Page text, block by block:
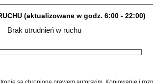
(aktualizowane w godz. 6:00 - 22:00)
Brak utrudnień w ruchu